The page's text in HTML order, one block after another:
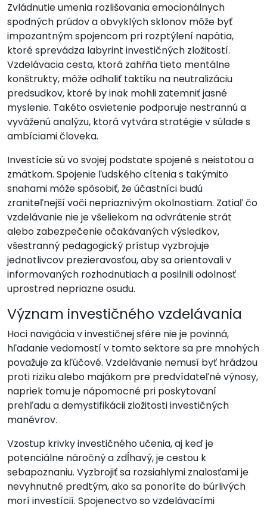
Zvládnutie umenia rozlišovania emocionálnych
spodných prúdov a obvyklých sklonov môže byť
impozantným spojencom pri rozptýlení napätia,
ktoré sprevádza labyrint investičných zložitostí.
Vzdelávacia cesta, ktorá zahŕňa tieto mentálne
konštrukty, môže odhaliť taktiku na neutralizáciu
predsudkov, ktoré by inak mohli zatemniť jasné
myslenie. Takéto osvietenie podporuje nestrannú a
vyváženú analýzu, ktorá vytvára stratégie v súlade s
ambíciami človeka.
Investície sú vo svojej podstate spojené s neistotou a
zmätkom. Spojenie ľudského cítenia s takýmito
snahami môže spôsobiť, že účastníci budú
zraniteľnejší voči nepriaznivým okolnostiam. Zatiaľ čo
vzdelávanie nie je všeliekom na odvrátenie strát
alebo zabezpečenie očakávaných výsledkov,
všestranný pedagogický prístup vyzbrojuje
jednotlivcov prezieravosťou, aby sa orientovali v
informovaných rozhodnutiach a posilnili odolnosť
uprostred nepriazne osudu.
Význam investičného vzdelávania
Hoci navigácia v investičnej sfére nie je povinná,
hľadanie vedomostí v tomto sektore sa pre mnohých
považuje za kľúčové. Vzdelávanie nemusí byť hrádzou
proti riziku alebo majákom pre predvídateľné výnosy,
napriek tomu je nápomocné pri poskytovaní
prehľadu a demystifikácii zložitosti investičných
manévrov.
Vzostup krivky investičného učenia, aj keď je
potenciálne náročný a zdĺhavý, je cestou k
sebapoznaniu. Vyzbrojiť sa rozsiahlymi znalosťami je
nevyhnutné predtým, ako sa ponoríte do búrlivých
morí investícií. Spojenectvo so vzdelávacími